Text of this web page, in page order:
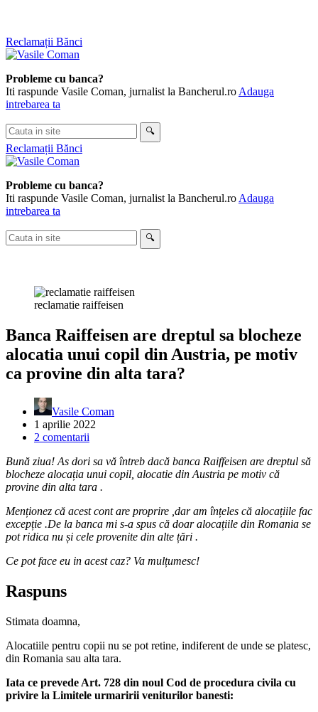
Sari
la
Reclamații Bănci
Probleme cu banca?
Iti raspunde Vasile Coman, jurnalist la Bancherul.ro Adauga
intrebarea ta
Cauta
in
site
🔍
Reclamații Bănci
Probleme cu banca?
Iti raspunde Vasile Coman, jurnalist la Bancherul.ro Adauga
intrebarea ta
Cauta
in
🔍
reclamatie raiffeisen
Banca Raiffeisen are dreptul sa blocheze
alocatia unui copil din Austria, pe motiv
ca provine din alta tara?
Vasile Coman
1 aprilie 2022
2 comentarii
Bună ziua! As dori sa vă întreb dacă banca Raiffeisen are dreptul să
blocheze alocația unui copil, alocatie din Austria pe motiv că
provine din alta tara .
Menționez că acest cont are proprire ,dar am înțeles că alocațiile fac
excepție .De la banca mi s-a spus că doar alocațiile din Romania se
pot ridica nu și cele provenite din alte țări .
Ce pot face eu in acest caz? Va mulțumesc!
Raspuns
Stimata doamna,
Alocatiile pentru copii nu se pot retine, indiferent de unde se platesc,
din Romania sau alta tara.
Iata ce prevede Art. 728 din noul Cod de procedura civila cu
privire la Limitele urmaririi veniturilor banesti: